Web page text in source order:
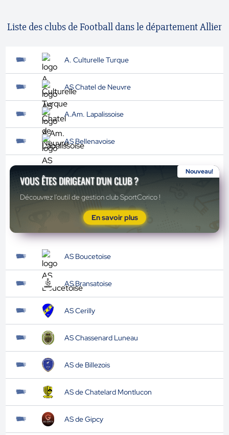
Liste des clubs de Football dans le département Allier
A. Culturelle Turque
AS Chatel de Neuvre
A.Am. Lapalissoise
AS Bellenavoise
Nouveau!
VOUS ÊTES DIRIGEANT D'UN CLUB ?
Découvrez l'outil de gestion club SportCorico !
En savoir plus
AS Boucetoise
AS Bransatoise
AS Cerilly
AS Chassenard Luneau
AS de Billezois
AS de Chatelard Montlucon
AS de Gipcy